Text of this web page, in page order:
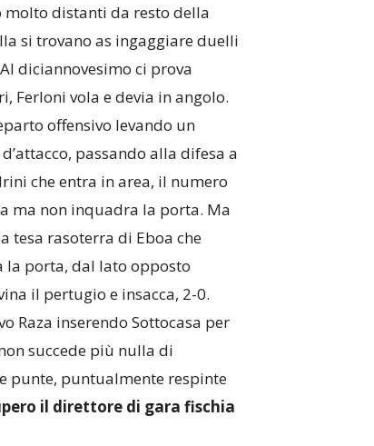
distanti da resto della
si trovano as ingaggiare duelli
diciannovesimo ci prova
Ferloni vola e devia in angolo.
offensivo levando un
passando alla difesa a
che entra in area, il numero
ma non inquadra la porta. Ma
tesa rasoterra di Eboa che
la porta, dal lato opposto
il pertugio e insacca, 2-0.
Raza inserendo Sottocasa per
succede più nulla di
punte, puntualmente respinte
il direttore di gara fischia